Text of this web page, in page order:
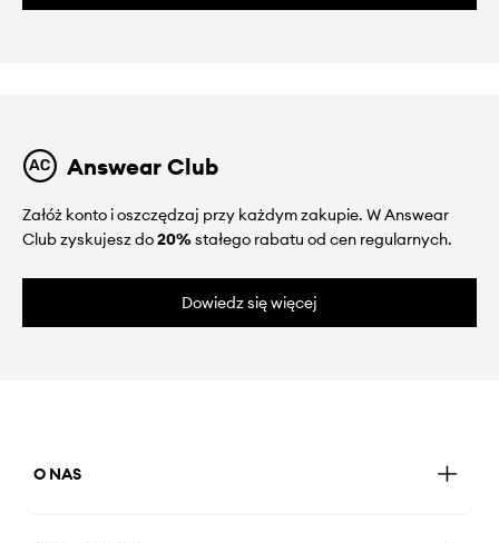
Answear Club
Załóż konto i oszczędzaj przy każdym zakupie. W Answear
Club zyskujesz do20%stałego rabatu od cen regularnych.
Dowiedz się więcej
O NAS